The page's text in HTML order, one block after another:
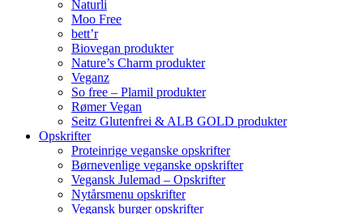
Naturli
Moo Free
bett’r
Biovegan produkter
Nature’s Charm produkter
Veganz
So free – Plamil produkter
Rømer Vegan
Seitz Glutenfrei & ALB GOLD produkter
Opskrifter
Proteinrige veganske opskrifter
Børnevenlige veganske opskrifter
Vegansk Julemad – Opskrifter
Nytårsmenu opskrifter
Vegansk burger opskrifter